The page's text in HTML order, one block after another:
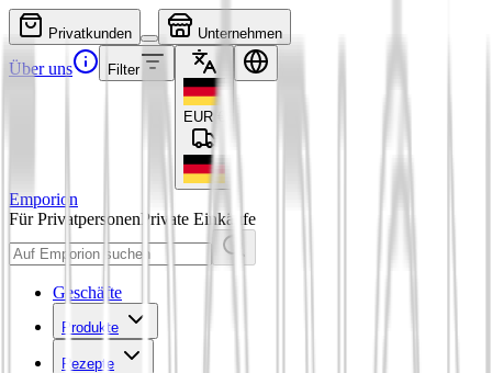
Privatkunden Unternehmen
Über uns Filter
EUR
Emporion
Für PrivatpersonenPrivate Einkäufe
Geschäfte
Produkte
Rezepte